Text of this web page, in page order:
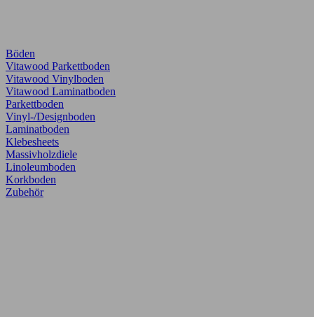
Böden
Vitawood Parkettboden
Vitawood Vinylboden
Vitawood Laminatboden
Parkettboden
Vinyl-/Designboden
Laminatboden
Klebesheets
Massivholzdiele
Linoleumboden
Korkboden
Zubehör